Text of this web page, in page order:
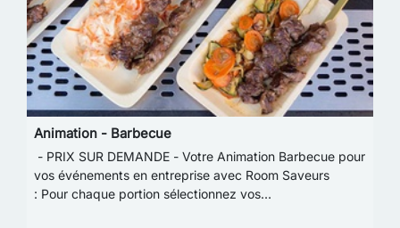
Animation - Barbecue
- PRIX SUR DEMANDE - Votre Animation Barbecue pour
vos événements en entreprise avec Room Saveurs
: Pour chaque portion sélectionnez vos